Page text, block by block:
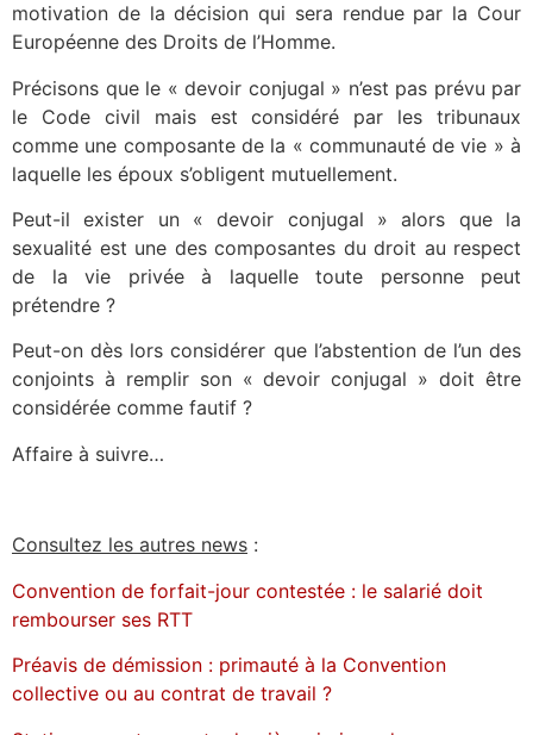
motivation de la décision qui sera rendue par la Cour
Européenne des Droits de l’Homme.
Précisons que le « devoir conjugal » n’est pas prévu par
le Code civil mais est considéré par les tribunaux
comme une composante de la « communauté de vie » à
laquelle les époux s’obligent mutuellement.
Peut-il exister un « devoir conjugal » alors que la
sexualité est une des composantes du droit au respect
de la vie privée à laquelle toute personne peut
prétendre ?
Peut-on dès lors considérer que l’abstention de l’un des
conjoints à remplir son « devoir conjugal » doit être
considérée comme fautif ?
Affaire à suivre…
Consultez les autres news :
Convention de forfait-jour contestée : le salarié doit
rembourser ses RTT
Préavis de démission : primauté à la Convention
collective ou au contrat de travail ?